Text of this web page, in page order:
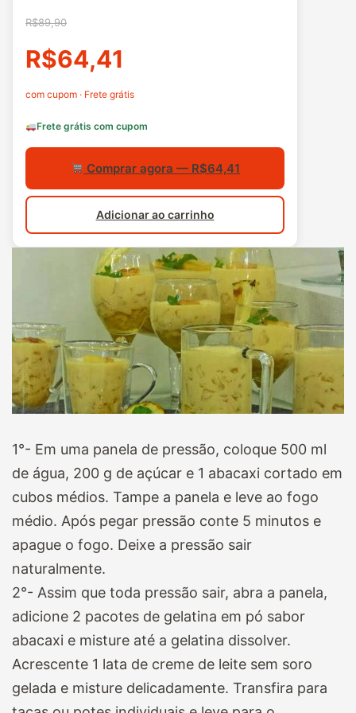
R$89,90
R$64,41
com cupom · Frete grátis
Frete grátis com cupom
Comprar agora — R$64,41
Adicionar ao carrinho
1°- Em uma panela de pressão, coloque 500 ml
de água, 200 g de açúcar e 1 abacaxi cortado em
cubos médios. Tampe a panela e leve ao fogo
médio. Após pegar pressão conte 5 minutos e
apague o fogo. Deixe a pressão sair
naturalmente.
2°- Assim que toda pressão sair, abra a panela,
adicione 2 pacotes de gelatina em pó sabor
abacaxi e misture até a gelatina dissolver.
Acrescente 1 lata de creme de leite sem soro
gelada e misture delicadamente. Transfira para